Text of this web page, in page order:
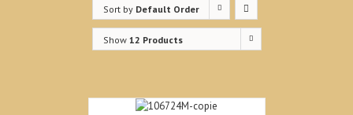
Sort by Default Order
Show 12 Products